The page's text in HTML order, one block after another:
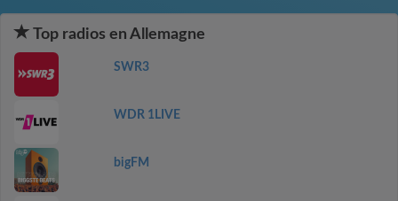
Top radios en Allemagne
SWR3
WDR 1LIVE
bigFM